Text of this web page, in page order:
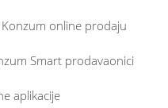
online prodaju
Smart prodavaonici
aplikacije